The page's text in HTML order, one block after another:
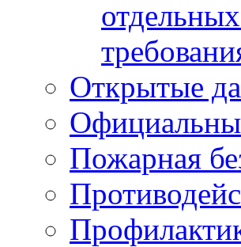
Открытые
Пожарная